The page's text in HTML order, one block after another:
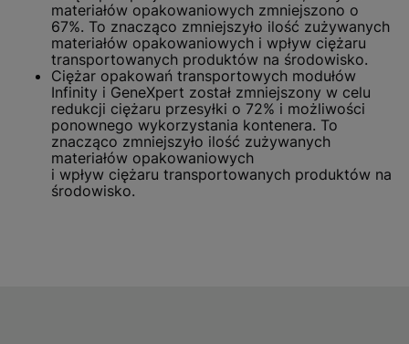
materiałów opakowaniowych zmniejszono o
67%. To znacząco zmniejszyło ilość zużywanych
materiałów opakowaniowych i wpływ ciężaru
transportowanych produktów na środowisko.
Ciężar opakowań transportowych modułów
Infinity i GeneXpert został zmniejszony w celu
redukcji ciężaru przesyłki o 72% i możliwości
ponownego wykorzystania kontenera. To
znacząco zmniejszyło ilość zużywanych
materiałów opakowaniowych
i wpływ ciężaru transportowanych produktów na
środowisko.